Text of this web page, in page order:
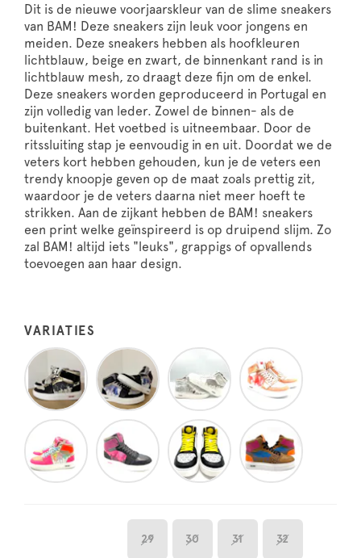
Dit is de nieuwe voorjaarskleur van de slime sneakers
van BAM! Deze sneakers zijn leuk voor jongens en
meiden. Deze sneakers hebben als hoofkleuren
lichtblauw, beige en zwart, de binnenkant rand is in
lichtblauw mesh, zo draagt deze fijn om de enkel.
Deze sneakers worden geproduceerd in Portugal en
zijn volledig van leder. Zowel de binnen- als de
buitenkant. Het voetbed is uitneembaar. Door de
ritssluiting stap je eenvoudig in en uit. Doordat we de
veters kort hebben gehouden, kun je de veters een
trendy knoopje geven op de maat zoals prettig zit,
waardoor je de veters daarna niet meer hoeft te
strikken. Aan de zijkant hebben de BAM! sneakers
een print welke geïnspireerd is op druipend slijm. Zo
zal BAM! altijd iets "leuks", grappigs of opvallends
toevoegen aan haar design.
VARIATIES
29 30 31 32